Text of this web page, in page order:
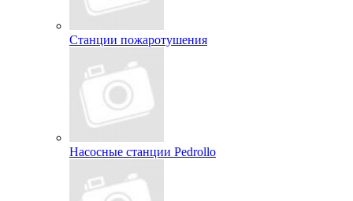
Станции пожаротушения
Насосные станции Pedrollo